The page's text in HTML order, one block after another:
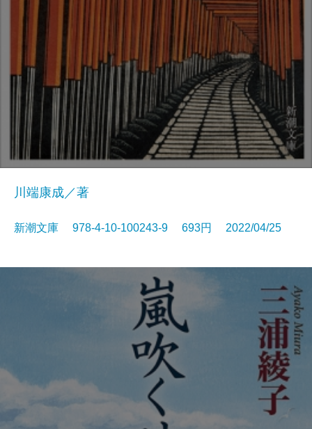
川端康成／著
新潮文庫 978-4-10-100243-9 693円 2022/04/25